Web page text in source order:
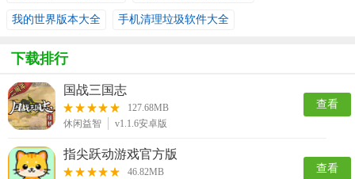
我的世界版本大全 手机清理垃圾软件大全
下载排行
国战三国志
127.68MB
休闲益智
v1.1.6安卓版
查看
指尖跃动游戏官方版
46.82MB
查看